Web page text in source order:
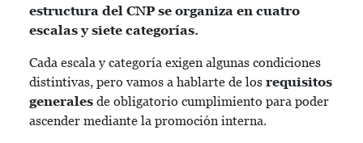
estructura del CNP se organiza en cuatro
escalas y siete categorías.
Cada escala y categoría exigen algunas condiciones
distintivas, pero vamos a hablarte de los requisitos
generales de obligatorio cumplimiento para poder
ascender mediante la promoción interna.